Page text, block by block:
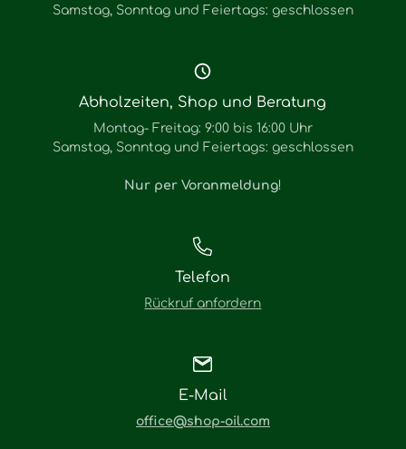
Samstag, Sonntag und Feiertags: geschlossen
Abholzeiten, Shop und Beratung
Montag- Freitag: 9:00 bis 16:00 Uhr
Samstag, Sonntag und Feiertags: geschlossen
Nur per Voranmeldung!
Telefon
Rückruf anfordern
E-Mail
office@shop-oil.com